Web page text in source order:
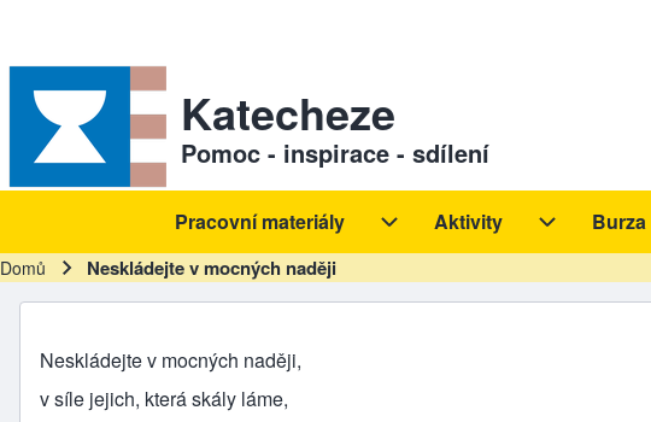
Sekundární odkazy
Katecheze
Pomoc - inspirace - sdílení
Hlavní navigace
Pracovní materiály
Pracovní materiály sub-
Aktivity
Aktivity
Drobečková navigace
Domů Neskládejte v mocných naději
Neskládejte v mocných naději,
v síle jejich, která skály láme,